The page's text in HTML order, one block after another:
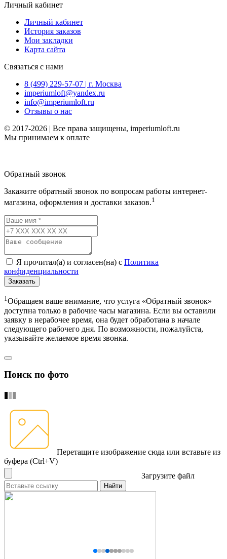
Личный кабинет
Личный кабинет
История заказов
Мои закладки
Карта сайта
Связаться с нами
8 (499) 229-57-07 | г. Москва
imperiumloft@yandex.ru
info@imperiumloft.ru
Отзывы о нас
© 2017-2026 | Все права защищены, imperiumloft.ru
Мы принимаем к оплате
Обратный звонок
Закажите обратный звонок по вопросам работы интернет-
магазина, оформления и доставки заказов.1
Я прочитал(а) и согласен(на) с Политика
конфиденциальности
Заказать
1Обращаем ваше внимание, что услуга «Обратный звонок»
доступна только в рабочие часы магазина. Если вы оставили
заявку в нерабочее время, она будет обработана в начале
следующего рабочего дня. По возможности, пожалуйста,
указывайте желаемое время звонка.
Поиск по фото
Перетащите изображение сюда или вставьте из
буфера (Ctrl+V)
Загрузите файл
Найти